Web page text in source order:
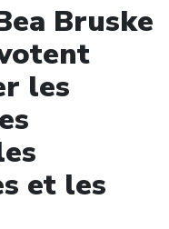
Bruske
les
et les